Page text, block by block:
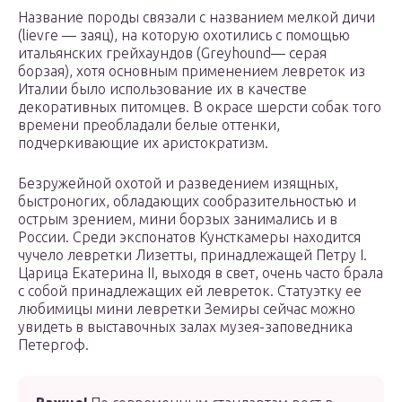
Название породы связали с названием мелкой дичи
(liеvre — заяц), на которую охотились с помощью
итальянских грейхаундов (Greyhound— серая
борзая), хотя основным применением левреток из
Италии было использование их в качестве
декоративных питомцев. В окрасе шерсти собак того
времени преобладали белые оттенки,
подчеркивающие их аристократизм.
Безружейной охотой и разведением изящных,
быстроногих, обладающих сообразительностью и
острым зрением, мини борзых занимались и в
России. Среди экспонатов Кунсткамеры находится
чучело левретки Лизетты, принадлежащей Петру І.
Царица Екатерина ІІ, выходя в свет, очень часто брала
с собой принадлежащих ей левреток. Статуэтку ее
любимицы мини левретки Земиры сейчас можно
увидеть в выставочных залах музея-заповедника
Петергоф.